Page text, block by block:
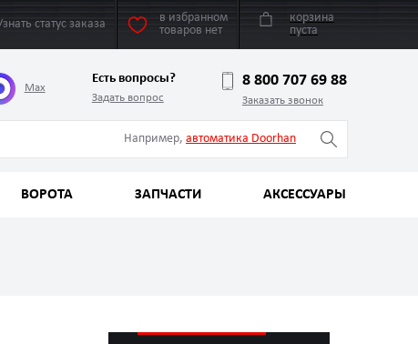
статус заказа
в избранном
товаров нет
корзина
пуста
Max
Есть вопросы?
Задать вопрос
8 800 707 69 88
Заказать звонок
Например, автоматика Doorhan
ВОРОТА ЗАПЧАСТИ АКСЕССУАРЫ